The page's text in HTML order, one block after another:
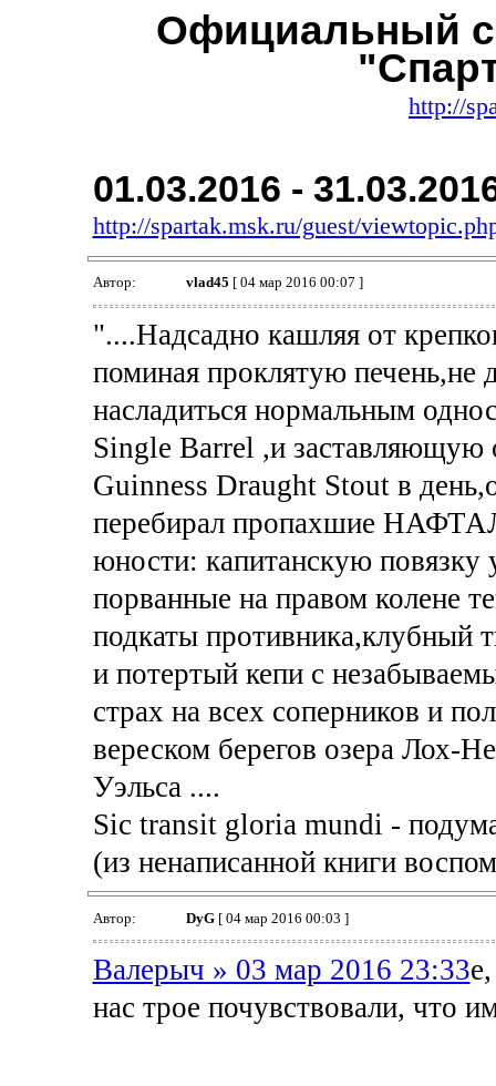
Официальный
http://
01.03.2016 -
http://spartak.msk.ru/guest/
Автор: vlad45 [ 04 мар 2016 00:07 ]
"....Надсадно кашляя от
поминая проклятую
насладиться нормальным
Single Barrel ,и заставляющую
Guinness Draught Stout в
перебирал пропахшие
юности: капитанскую
порванные на правом колене
подкаты противника,клубный
и потертый кепи с
страх на всех соперников и
вереском берегов озера Лох-
Уэльса ....
Sic transit gloria mundi -
(из ненаписанной книги
Автор: DyG[ 04 мар 2016 00:03 ]
Валерыч » 03 мар 2016 23:33
нас трое почувствовали, что